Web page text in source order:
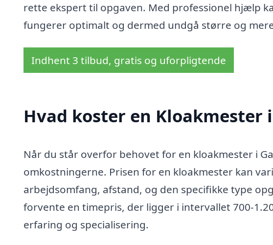
rette ekspert til opgaven. Med professionel hjælp
fungerer optimalt og dermed undgå større og
Indhent 3 tilbud, gratis og uforpligtende
Hvad koster en Kloakmester
Når du står overfor behovet for en kloakmester i
omkostningerne. Prisen for en kloakmester kan
arbejdsomfang, afstand, og den specifikke type
forvente en timepris, der ligger i intervallet 700-
erfaring og specialisering.